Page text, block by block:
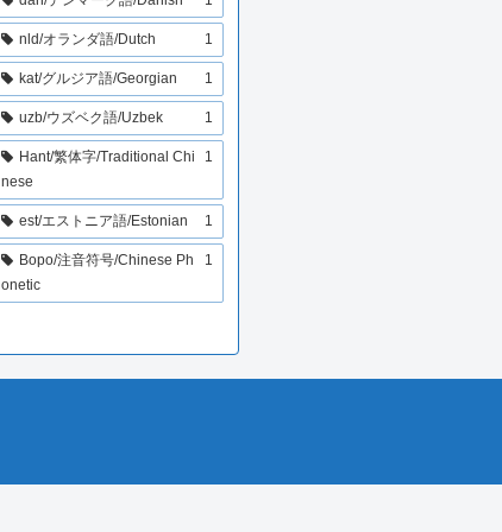
nld/オランダ語/Dutch 1
kat/グルジア語/Georgian 1
uzb/ウズベク語/Uzbek 1
Hant/繁体字/Traditional Chi
nese
1
est/エストニア語/Estonian 1
Bopo/注音符号/Chinese Ph
onetic
1